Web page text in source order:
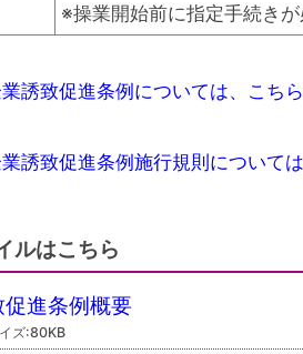
※操業開始前に指定手続き
誘致促進条例については、こち
誘致促進条例施行規則について
ルはこちら
進条例概要
ズ:80KB